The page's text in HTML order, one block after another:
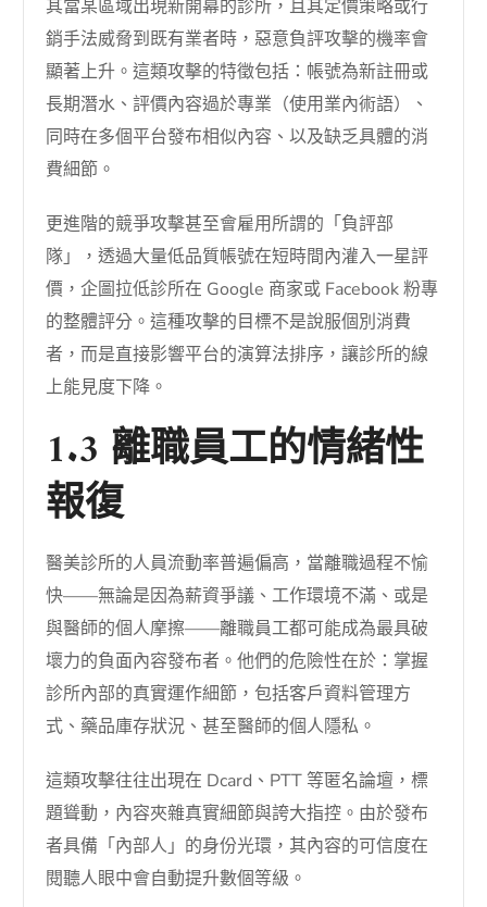
其當某區域出現新開幕的診所，且其定價策略或行
銷手法威脅到既有業者時，惡意負評攻擊的機率會
顯著上升。這類攻擊的特徵包括：帳號為新註冊或
長期潛水、評價內容過於專業（使用業內術語）、
同時在多個平台發布相似內容、以及缺乏具體的消
費細節。
更進階的競爭攻擊甚至會雇用所謂的「負評部
隊」，透過大量低品質帳號在短時間內灌入一星評
價，企圖拉低診所在 Google 商家或 Facebook 粉專
的整體評分。這種攻擊的目標不是說服個別消費
者，而是直接影響平台的演算法排序，讓診所的線
上能見度下降。
1.3 離職員工的情緒性
報復
醫美診所的人員流動率普遍偏高，當離職過程不愉
快——無論是因為薪資爭議、工作環境不滿、或是
與醫師的個人摩擦——離職員工都可能成為最具破
壞力的負面內容發布者。他們的危險性在於：掌握
診所內部的真實運作細節，包括客戶資料管理方
式、藥品庫存狀況、甚至醫師的個人隱私。
這類攻擊往往出現在 Dcard、PTT 等匿名論壇，標
題聳動，內容夾雜真實細節與誇大指控。由於發布
者具備「內部人」的身份光環，其內容的可信度在
閱聽人眼中會自動提升數個等級。